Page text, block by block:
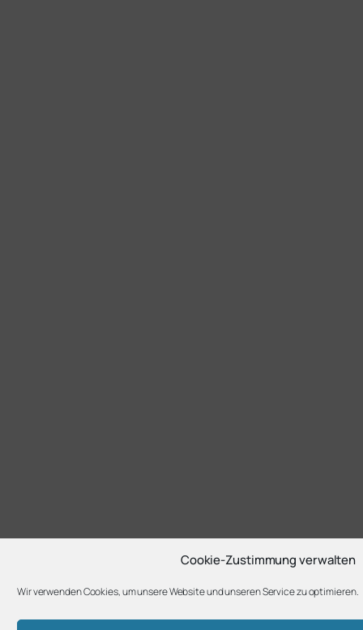
Cookie-Zustimmung verwalten
Wir verwenden Cookies, um unsere Website und unseren Service zu optimieren.